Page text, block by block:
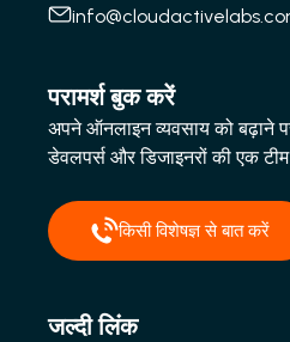
परामर्श बुक करें
अपने ऑनलाइन व्यवसाय को बढ़ाने
डेवलपर्स और डिजाइनरों की एक
किसी विशेषज्ञ से बात करें
जल्दी लिंक